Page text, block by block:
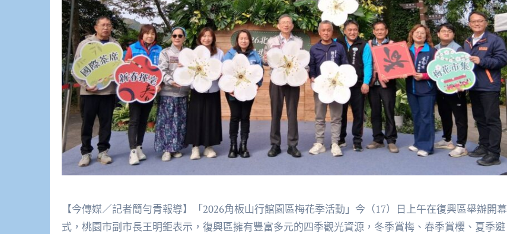
【今傳媒／記者簡勻青報導】「2026角板山行館園區梅花季活動」今（17）日上午在復興區舉辦開幕
式，桃園市副市長王明鉅表示，復興區擁有豐富多元的四季觀光資源，冬季賞梅、春季賞櫻、夏季避